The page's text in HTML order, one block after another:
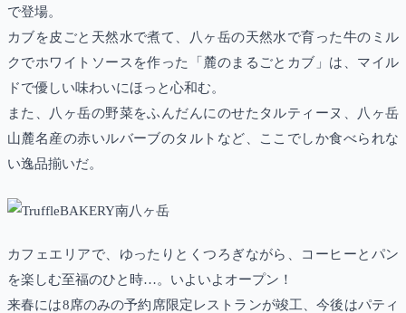
で登場。
カブを皮ごと天然水で煮て、八ヶ岳の天然水で育った牛のミル
クでホワイトソースを作った「麓のまるごとカブ」は、マイル
ドで優しい味わいにほっと心和む。
また、八ヶ岳の野菜をふんだんにのせたタルティーヌ、八ヶ岳
山麓名産の赤いルバーブのタルトなど、ここでしか食べられな
い逸品揃いだ。
カフェエリアで、ゆったりとくつろぎながら、コーヒーとパン
を楽しむ至福のひと時…。いよいよオープン！
来春には8席のみの予約席限定レストランが竣工、今後はパティ